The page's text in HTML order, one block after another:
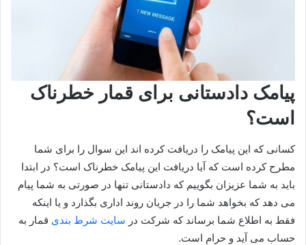
پیامک دادستانی برای قمار خطرناک
است؟
کسانی که این پیامک را دریافت کرده اند این سوال را برای شما
مطرح کرده است که آیا دریافت این پیامک خطرناک است؟ در ابتدا
باید به شما عزیزان بگوییم که دادستانی تنها در صورتی به شما پیام
می دهد که بخواهد شما را در جریان روند اداری بگذارد و یا اینکه
فقط به اطلاع شما برساند که شرکت در سایت شرط بندی قمار به
حساب می آید و حرام است.